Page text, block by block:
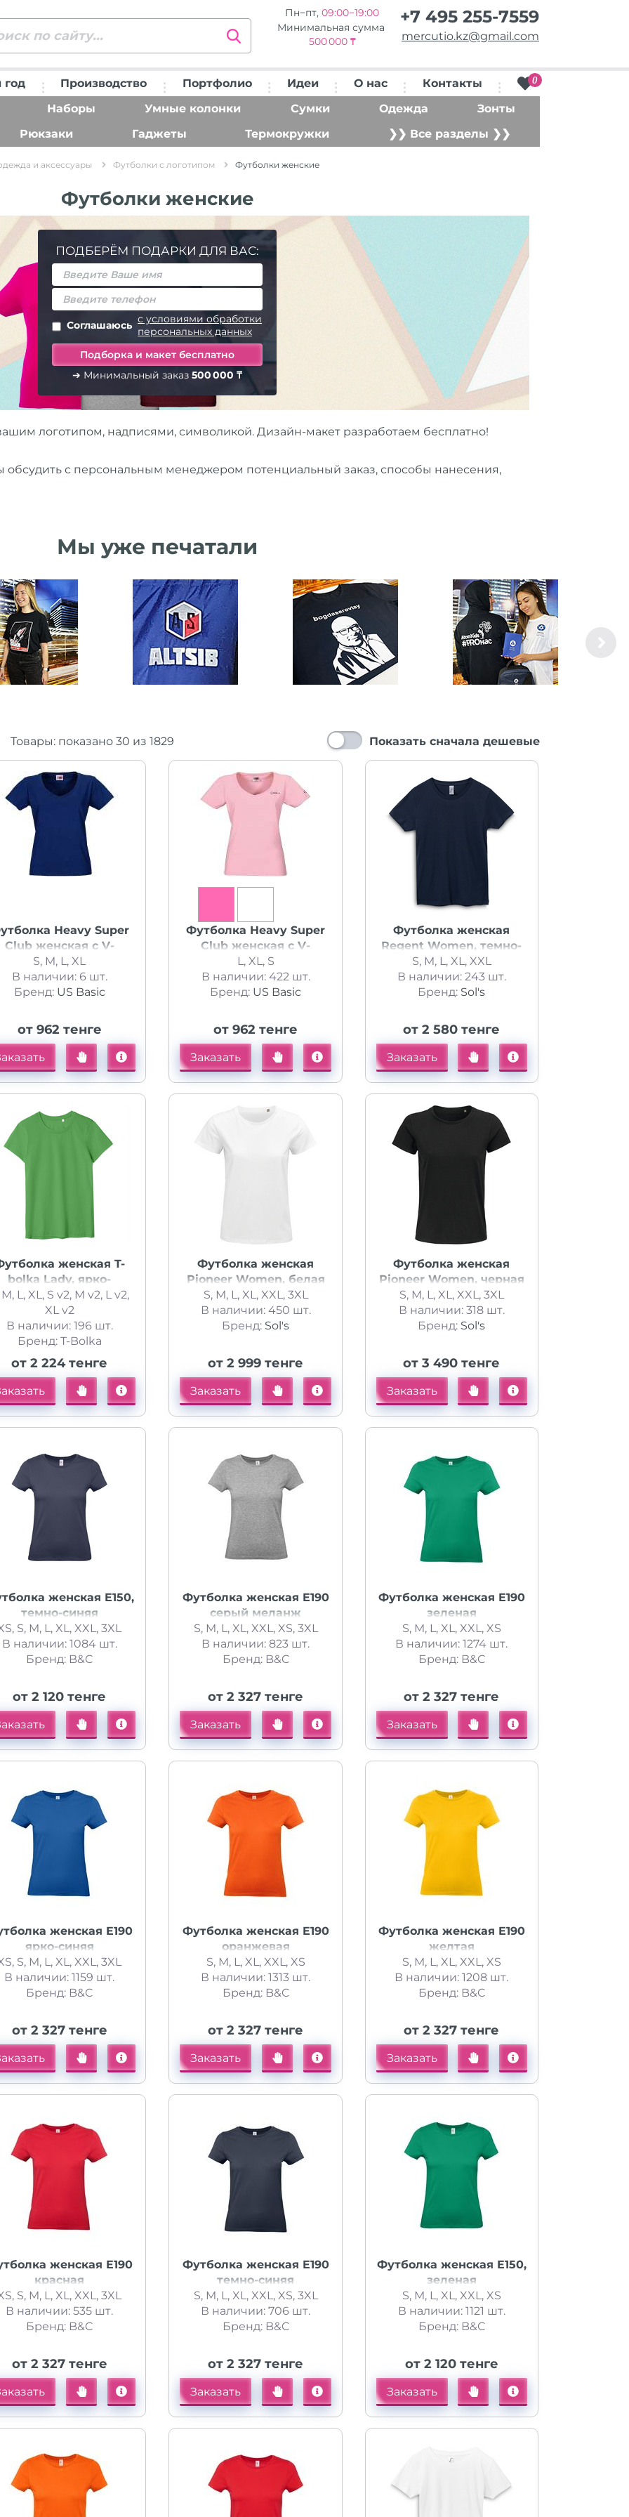
Пн−пт, 09:00−19:00
Минимальная сумма
500 000 ₸
+7 495 255-7559
mercutio.kz@gmail.com
год Производство Портфолио Идеи О нас Контакты 0
Наборы Умные колонки Сумки Одежда
Зонты
Рюкзаки
Гаджеты Термокружки ❯❯ Все разделы ❯❯
и аксессуары Футболки с логотипом Футболки женские
Футболки женские
ПОДБЕРЁМ ПОДАРКИ ДЛЯ ВАС:
Соглашаюсь с условиями обработки
персональных данных
➔ Минимальный заказ 500 000 ₸
логотипом, надписями, символикой. Дизайн-макет разработаем бесплатно!
обсудить с персональным менеджером потенциальный заказ, способы нанесения,
Мы уже печатали
Товары: показано 30 из 1829 Показать сначала дешевые
Heavy Super
Club женская с V-
вырезом, кл.
синий
S, M, L, XL
В наличии: 6 шт.
Бренд: US Basic
от 962 тенге
Футболка Heavy Super
Club женская с V-
образным вырезом,
розовый
L, XL, S
В наличии: 422 шт.
Бренд: US Basic
от 962 тенге
Заказать
Футболка женская
Regent Women, темно-
синяя (navy)
S, M, L, XL, XXL
В наличии: 243 шт.
Бренд: Sol's
от 2 580 тенге
Заказать
женская T-
bolka Lady, ярко-
зеленая
M, L, XL, S v2, M v2, L v2,
XL v2
В наличии: 196 шт.
Бренд: T-Bolka
от 2 224 тенге
Футболка женская
Pioneer Women, белая
S, M, L, XL, XXL, 3XL
В наличии: 450 шт.
Бренд: Sol's
от 2 999 тенге
Заказать
Футболка женская
Pioneer Women, черная
S, M, L, XL, XXL, 3XL
В наличии: 318 шт.
Бренд: Sol's
от 3 490 тенге
Заказать
женская E150,
темно-синяя
S, M, L, XL, XXL, 3XL
В наличии: 1084 шт.
Бренд: B&C
от 2 120 тенге
Футболка женская E190
серый меланж
S, M, L, XL, XXL, XS, 3XL
В наличии: 823 шт.
Бренд: B&C
от 2 327 тенге
Заказать
Футболка женская E190
зеленая
S, M, L, XL, XXL, XS
В наличии: 1274 шт.
Бренд: B&C
от 2 327 тенге
Заказать
женская E190
ярко-синяя
S, M, L, XL, XXL, 3XL
В наличии: 1159 шт.
Бренд: B&C
от 2 327 тенге
Футболка женская E190
оранжевая
S, M, L, XL, XXL, XS
В наличии: 1313 шт.
Бренд: B&C
от 2 327 тенге
Заказать
Футболка женская E190
желтая
S, M, L, XL, XXL, XS
В наличии: 1208 шт.
Бренд: B&C
от 2 327 тенге
Заказать
женская E190
красная
S, M, L, XL, XXL, 3XL
В наличии: 535 шт.
Бренд: B&C
от 2 327 тенге
Футболка женская E190
темно-синяя
S, M, L, XL, XXL, XS, 3XL
В наличии: 706 шт.
Бренд: B&C
от 2 327 тенге
Заказать
Футболка женская E150,
зеленая
S, M, L, XL, XXL, XS
В наличии: 1121 шт.
Бренд: B&C
от 2 120 тенге
Заказать